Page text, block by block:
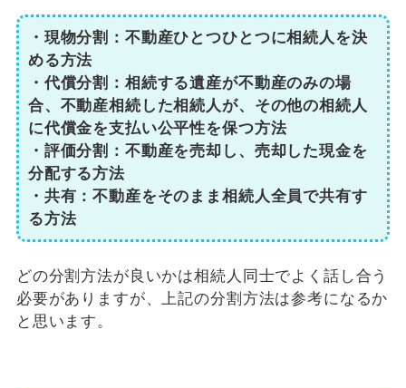
・現物分割：不動産ひとつひとつに相続人を決
める方法
・代償分割：相続する遺産が不動産のみの場
合、不動産相続した相続人が、その他の相続人
に代償金を支払い公平性を保つ方法
・評価分割：不動産を売却し、売却した現金を
分配する方法
・共有：不動産をそのまま相続人全員で共有す
る方法
どの分割方法が良いかは相続人同士でよく話し合う
必要がありますが、上記の分割方法は参考になるか
と思います。